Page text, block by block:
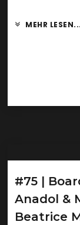
MEHR LESEN...
#75 |
Anadol &
Beatrice